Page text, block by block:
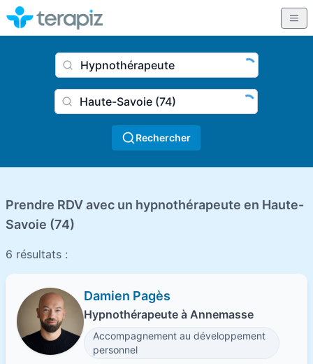
Nom du praticien, profession
Ville
Rechercher
Prendre RDV avec un hypnothérapeute en Haute-
Savoie (74)
6 résultats :
Damien Pagès
Hypnothérapeute à Annemasse
Accompagnement au développement
personnel